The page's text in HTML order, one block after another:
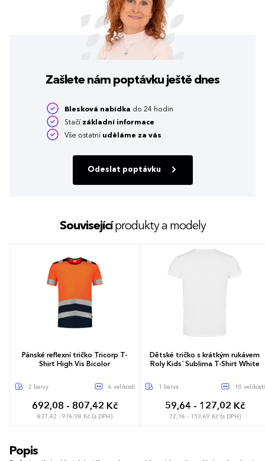
Zašlete nám poptávku ještě dnes
Blesková nabídka do 24 hodin
Stačí základní informace
Vše ostatní uděláme za vás
Odeslat poptávku
Souvisejícíprodukty a modely
Pánské reflexní tričko Tricorp T-
Shirt High Vis Bicolor
2 barvy 6 velikostí
692,08 - 807,42 Kč
837,42 - 976,98 Kč (s DPH)
S
Dětské tričko s krátkým rukávem
Roly Kids´ Sublima T-Shirt White
1 barva 10 velikostí
59,64 - 127,02 Kč
72,16 - 153,69 Kč (s DPH)
5-6 let
9-10 let
Popis